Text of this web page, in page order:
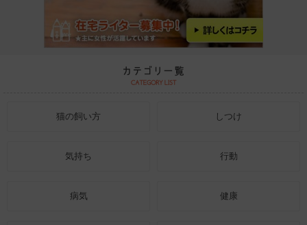
猫の飼い方 しつけ
気持ち 行動
病気 健康